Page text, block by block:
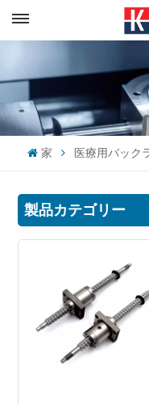
English
español
日本語
한국의
家 医療用バック
製品カテゴリー